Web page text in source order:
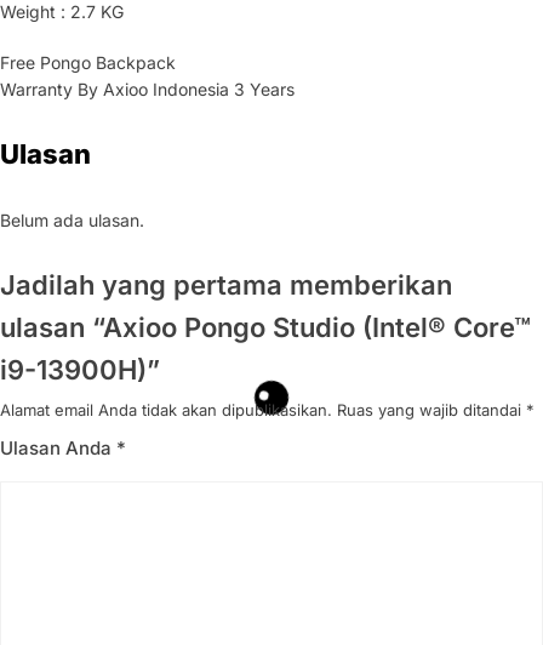
Weight : 2.7 KG
Free Pongo Backpack
Warranty By Axioo Indonesia 3 Years
Ulasan
Belum ada ulasan.
Jadilah yang pertama memberikan
ulasan “Axioo Pongo Studio (Intel® Core™
i9-13900H)”
Alamat email Anda tidak akan dipublikasikan. Ruas yang wajib ditandai *
Ulasan Anda *